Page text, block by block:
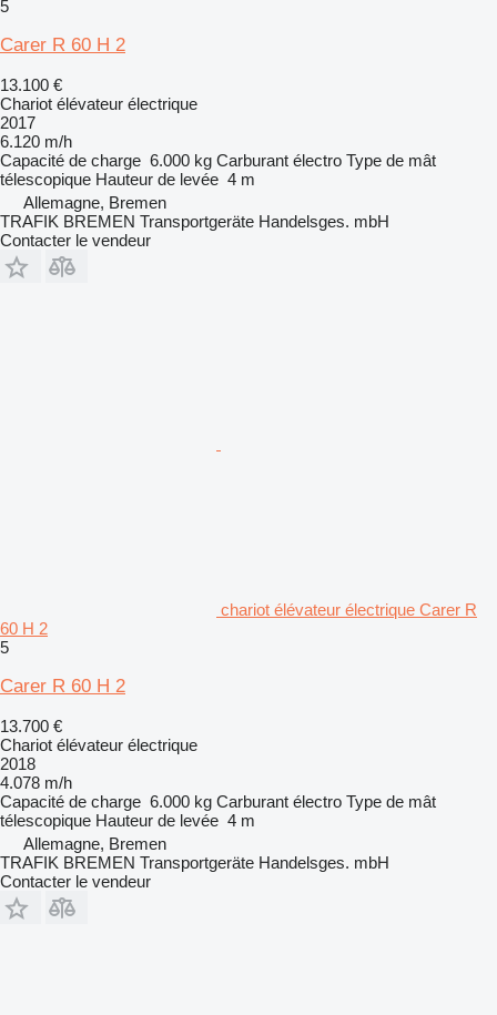
5
Carer R 60 H 2
13.100 €
Chariot élévateur électrique
2017
6.120 m/h
Capacité de charge 6.000 kg Carburant électro Type de mât
télescopique Hauteur de levée 4 m
Allemagne, Bremen
TRAFIK BREMEN Transportgeräte Handelsges. mbH
Contacter le vendeur
chariot élévateur électrique Carer R
60 H 2
5
Carer R 60 H 2
13.700 €
Chariot élévateur électrique
2018
4.078 m/h
Capacité de charge 6.000 kg Carburant électro Type de mât
télescopique Hauteur de levée 4 m
Allemagne, Bremen
TRAFIK BREMEN Transportgeräte Handelsges. mbH
Contacter le vendeur